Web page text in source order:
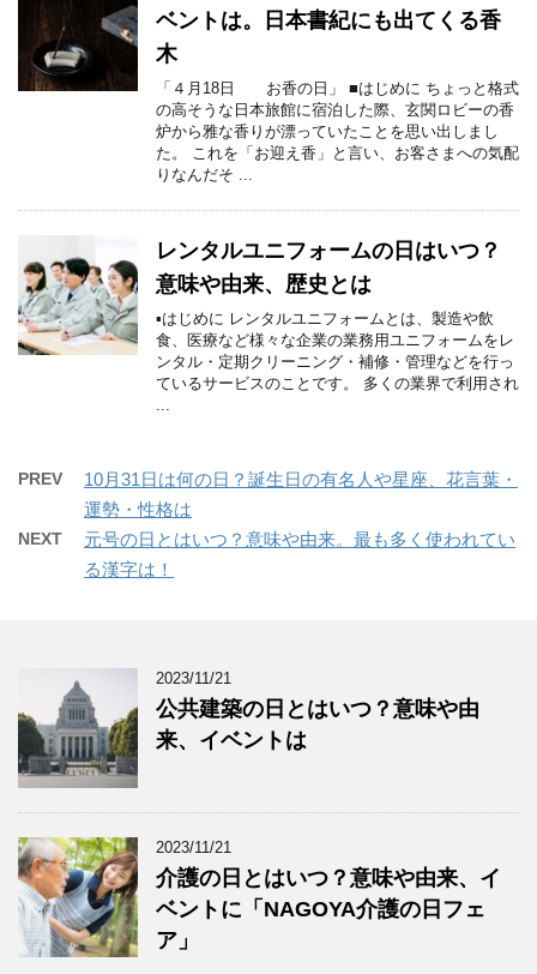
ベントは。日本書紀にも出てくる香
木
「４月18日 お香の日」 ■はじめに ちょっと格式
の高そうな日本旅館に宿泊した際、玄関ロビーの香
炉から雅な香りが漂っていたことを思い出しまし
た。 これを「お迎え香」と言い、お客さまへの気配
りなんだそ ...
レンタルユニフォームの日はいつ？
意味や由来、歴史とは
▪はじめに レンタルユニフォームとは、製造や飲
食、医療など様々な企業の業務用ユニフォームをレ
ンタル・定期クリーニング・補修・管理などを行っ
ているサービスのことです。 多くの業界で利用され
PREV
10月31日は何の日？誕生日の有名人や星座、花言葉・
運勢・性格は
NEXT
元号の日とはいつ？意味や由来。最も多く使われてい
る漢字は！
2023/11/21
公共建築の日とはいつ？意味や由
来、イベントは
2023/11/21
介護の日とはいつ？意味や由来、イ
ベントに「NAGOYA介護の日フェ
ア」